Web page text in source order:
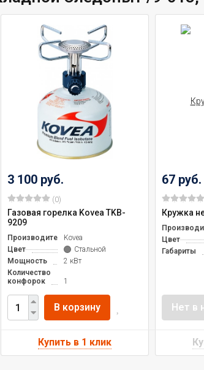
3 100 руб.
(0)
Газовая горелка Kovea TKB-
9209
ПроизводительKovea
Цвет
Стальной
Мощность
2 кВт
Количество
конфорок
1
В корзину
67 руб.
Кружка
Цвет
Габариты
Нет в